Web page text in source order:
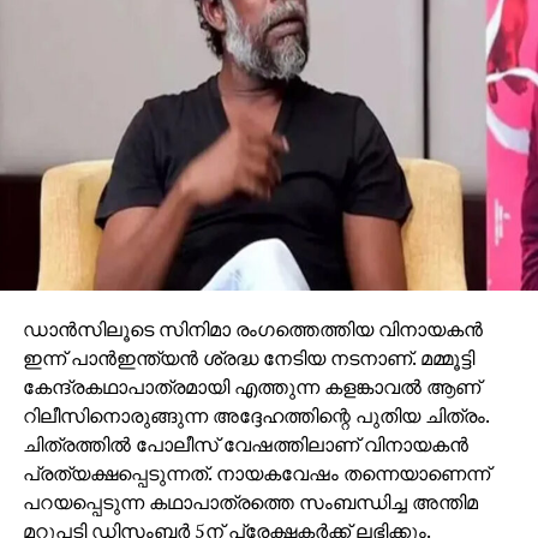
അന്വേഷണത്തില്‍ കണ്ടെത്തി. ഈ കേസിന്റെ
ഭാഗമായി ദുല്‍ഖര്‍ സല്‍മാന്‍, പൃഥ്വിരാജ്, അമിത്
ചക്കാലക്കല്‍ തുടങ്ങിയ നടന്മാരുടെ വീടുകള്‍ ഉള്‍പ്പെടെ
കേരളത്തിലെ 17 ഇടങ്ങളില്‍ കസ്റ്റംസ് കഴിഞ്ഞ
സെപ്റ്റംബറില്‍ റെയ്ഡ് നടത്തിയിരുന്നു. വാഹന
ഡീലര്‍മാരുടെ വീടുകളിലും പരിശോധന നടന്നു. വ്യാജ
രേഖകള്‍ വഴി ഇറക്കുമതി ചെയ്ത വാഹനങ്ങളുമായി
ബന്ധപ്പെട്ട ഇടപാടുകള്‍, സാമ്പത്തിക കള്ളപ്പണം
എന്നിവയാണ് എന്‍ഫോഴ്‌സ്‌മെന്റ് ഡയറക്ടറേറ്റിന്റെ
നിലവിലെ അന്വേഷണത്തിന്റെ കേന്ദ്രീകരണം.
കസ്റ്റംസിനൊപ്പം ഇഡിയും കേസില്‍ അന്വേഷണം
തുടരുകയാണ്.
ഡാന്‍സിലൂടെ സിനിമാ രംഗത്തെത്തിയ വിനായകന്‍
ഇന്ന് പാന്‍ഇന്ത്യന്‍ ശ്രദ്ധ നേടിയ നടനാണ്. മമ്മൂട്ടി
കേന്ദ്രകഥാപാത്രമായി എത്തുന്ന കളങ്കാവല്‍ ആണ്
റിലീസിനൊരുങ്ങുന്ന അദ്ദേഹത്തിന്റെ പുതിയ ചിത്രം.
ചിത്രത്തില്‍ പോലീസ് വേഷത്തിലാണ് വിനായകന്‍
പ്രത്യക്ഷപ്പെടുന്നത്. നായകവേഷം തന്നെയാണെന്ന്
പറയപ്പെടുന്ന കഥാപാത്രത്തെ സംബന്ധിച്ച അന്തിമ
മറുപടി ഡിസംബര്‍ 5ന് പ്രേക്ഷകര്‍ക്ക് ലഭിക്കും.